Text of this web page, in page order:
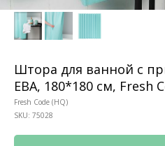
Штора для ванной с
ЕВА, 180*180 см, Fresh
Fresh Code (HQ)
SKU: 75028